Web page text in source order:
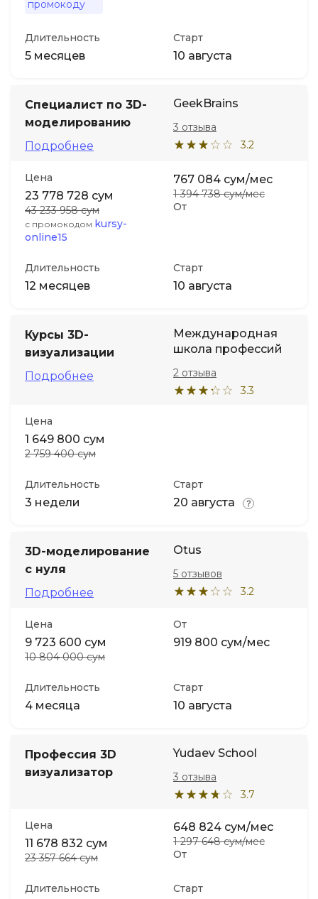
промокоду
Длительность
5 месяцев
Старт
10 августа
Специалист по 3D-
моделированию
Подробнее
GeekBrains
3.2
3 отзыва
Цена
23 778 728 сум
43 233 958 сум
с промокодом kursy-
online15
От
767 084 сум/мес
1 394 738 сум/мес
Длительность
12 месяцев
Старт
10 августа
Курсы 3D-
визуализации
Подробнее
Международная
школа профессий
3.3
2 отзыва
Цена
1 649 800 сум
2 759 400 сум
Длительность
3 недели
Старт
20 августа
3D-моделирование
с нуля
Подробнее
Otus
3.2
5 отзывов
Цена
9 723 600 сум
10 804 000 сум
От
919 800 сум/мес
Длительность
4 месяца
Старт
10 августа
Профессия 3D
визуализатор
Yudaev School
3.7
3 отзыва
Цена
11 678 832 сум
23 357 664 сум От
648 824 сум/мес
1 297 648 сум/мес
Длительность Старт